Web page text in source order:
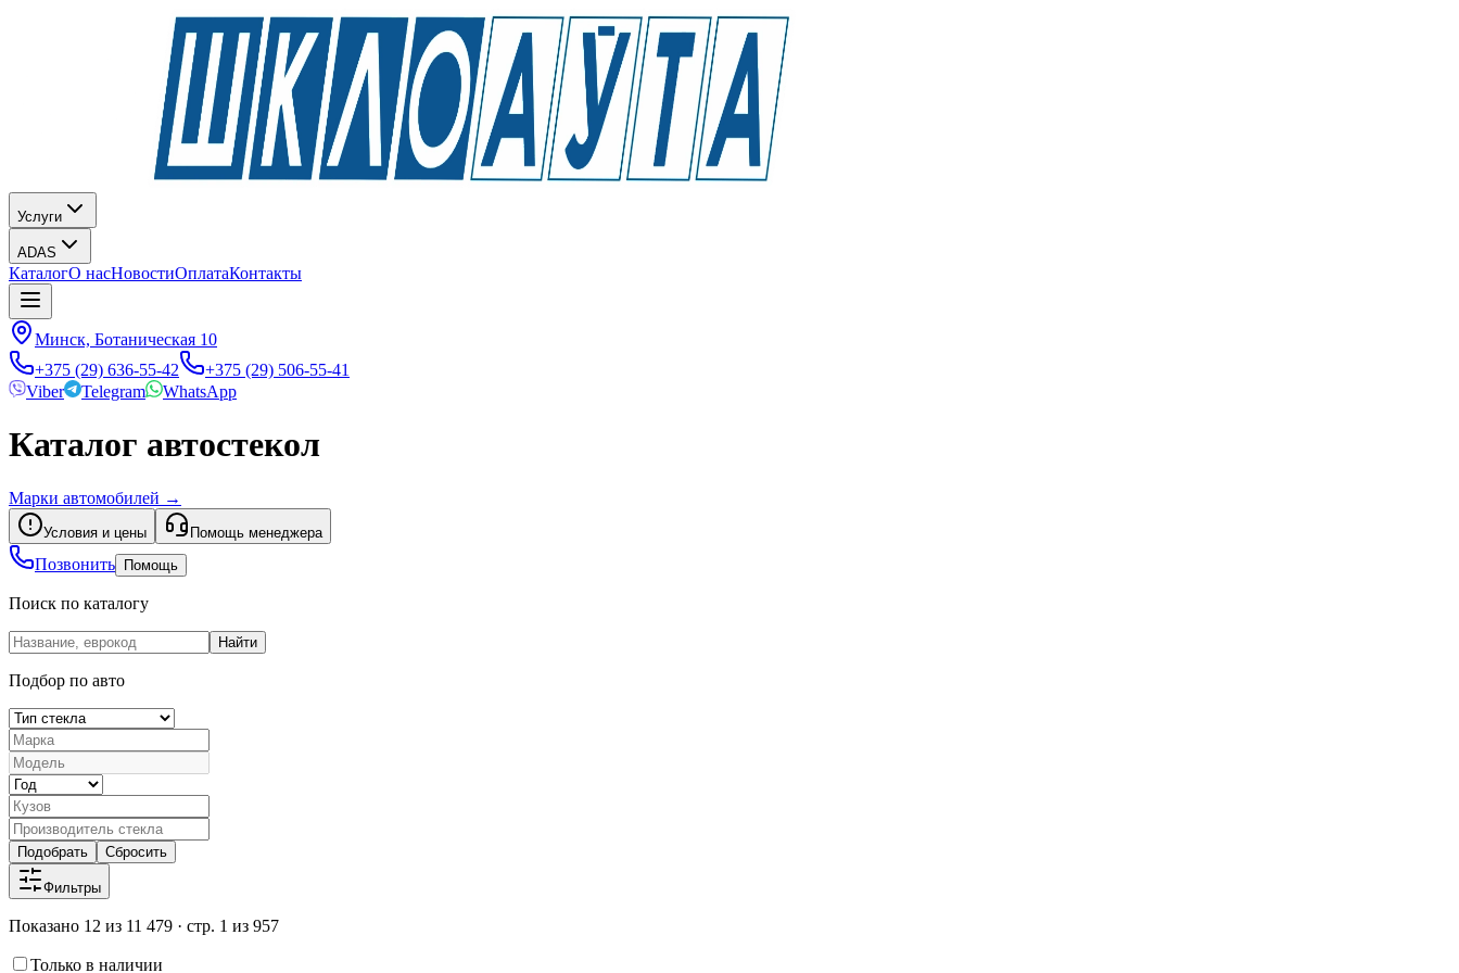
Услуги
ADAS
КаталогО насНовостиОплатаКонтакты
Минск, Ботаническая 10
+375 (29) 636-55-42
+375 (29) 506-55-41
Viber
Telegram WhatsApp
Каталог автостекол
Марки автомобилей →
Условия и цены Помощь менеджера
Позвонить Помощь
Поиск по каталогу
Найти
Подбор по авто
Подобрать Сбросить
Фильтры
Показано 12 из 11 479 · стр. 1 из 957
Только в наличии